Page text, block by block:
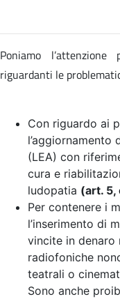
Poniamo
riguardanti le
Con riguardo ai
l’aggiornamento
(LEA) con
cura e
ludopatia (art. 5,
Per contenere i
l’inserimento di
vincite in denaro
radiofoniche
teatrali o
Sono anche